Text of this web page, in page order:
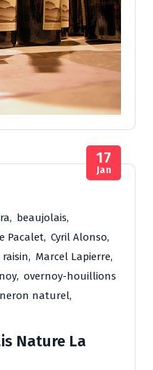
, beaujolais,
Pacalet, Cyril Alonso,
raisin, Marcel Lapierre,
, overnoy-houillions
naturel,
17
Jan
Nature La